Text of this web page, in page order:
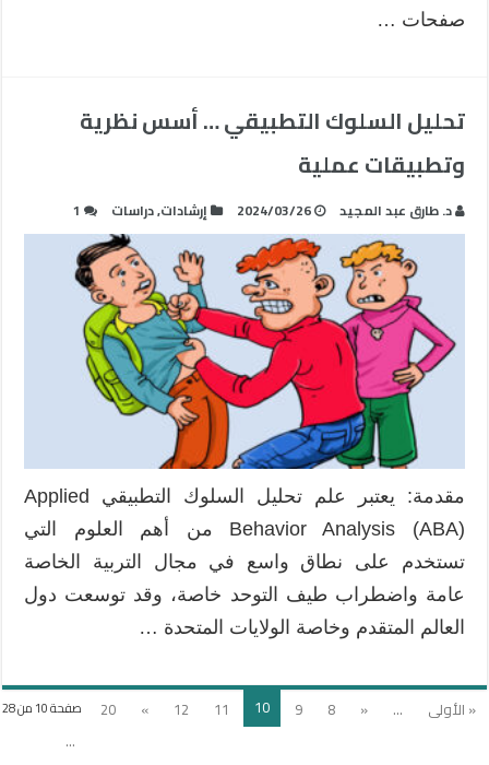
صفحات …
تحليل السلوك التطبيقي … أسس نظرية
وتطبيقات عملية
د. طارق عبد المجيد 2024/03/26 إرشادات,دراسات 1
مقدمة: يعتبر علم تحليل السلوك التطبيقي Applied
Behavior Analysis (ABA) من أهم العلوم التي
تستخدم على نطاق واسع في مجال التربية الخاصة
عامة واضطراب طيف التوحد خاصة، وقد توسعت دول
العالم المتقدم وخاصة الولايات المتحدة …
صفحة 10 من 28 « الأولى ...
«
8
9
10
11
12
»
20
...